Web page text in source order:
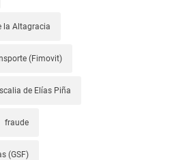
la Altagracia
(Fimovit)
de Elías Piña
fraude
(GSF)